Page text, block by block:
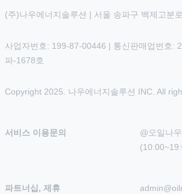
(주)나우에너지솔루션 | 서울 송파구 백제고분
사업자번호: 199-87-00446 | 통신판매업번호:
파-1678호
Copyright 2025. 나우에너지솔루션 INC. All
서비스 이용문의
@오일나
파트너십, 제휴